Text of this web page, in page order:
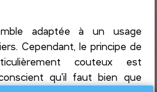
adaptée à un usage
Cependant, le principe de
couteux est
qu'il faut bien que